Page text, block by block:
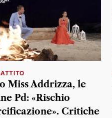
Miss Addrizza, le
Pd: «Rischio
Critiche